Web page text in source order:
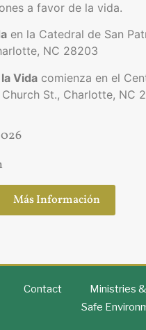
a favor de la vida.
en la Catedral de San
NC 28203
Vida comienza en el
St., Charlotte, NC
Más Información
Contact Ministries
Safe